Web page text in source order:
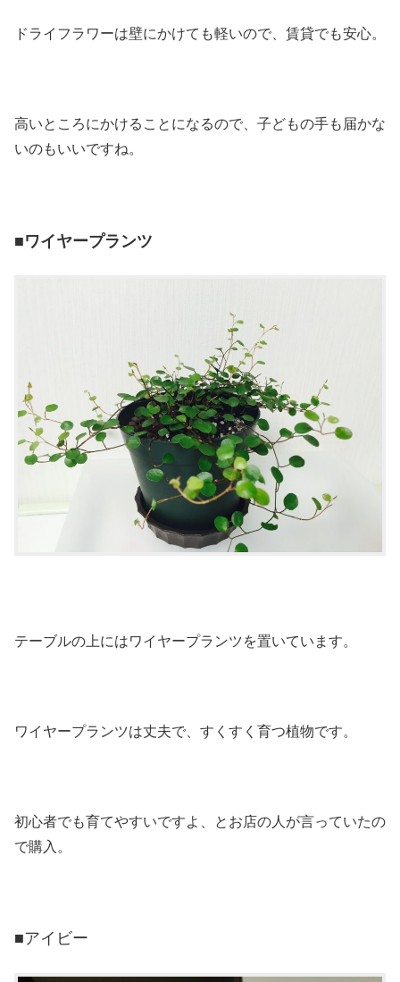
ドライフラワーは壁にかけても軽いので、賃貸でも安心。
高いところにかけることになるので、子どもの手も届かな
いのもいいですね。
■ワイヤープランツ
テーブルの上にはワイヤープランツを置いています。
ワイヤープランツは丈夫で、すくすく育つ植物です。
初心者でも育てやすいですよ、とお店の人が言っていたの
で購入。
■アイビー